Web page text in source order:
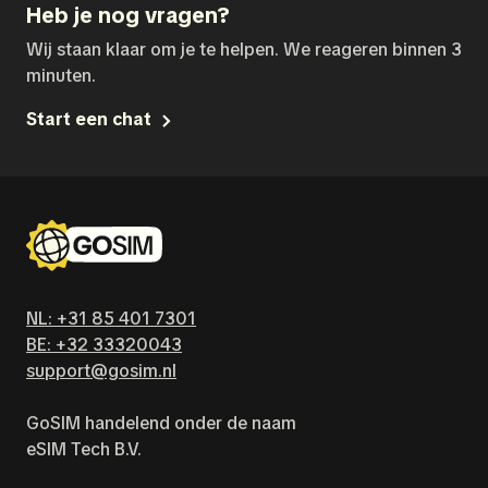
Heb je nog vragen?
Wij staan klaar om je te helpen. We reageren binnen 3
minuten.
Start een chat
NL: +31 85 401 7301
BE: +32 33320043
support@gosim.nl
GoSIM handelend onder de naam
eSIM Tech B.V.